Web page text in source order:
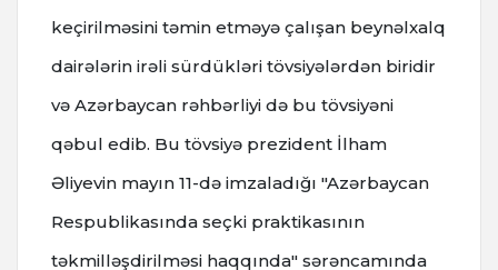
keçirilməsini təmin etməyə çalışan beynəlxalq
dairələrin irəli sürdükləri tövsiyələrdən biridir
və Azərbaycan rəhbərliyi də bu tövsiyəni
qəbul edib. Bu tövsiyə prezident İlham
Əliyevin mayın 11-də imzaladığı "Azərbaycan
Respublikasında seçki praktikasının
təkmilləşdirilməsi haqqında" sərəncamında